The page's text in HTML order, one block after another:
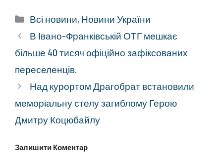
Категорії
Всі новини, Новини України
В Івано-Франківській ОТГ мешкає
більше 40 тисяч офіційно зафіксованих
переселенців.
Над курортом Драгобрат встановили
меморіальну стелу загиблому Герою
Дмитру Коцюбайлу
Залишити Коментар